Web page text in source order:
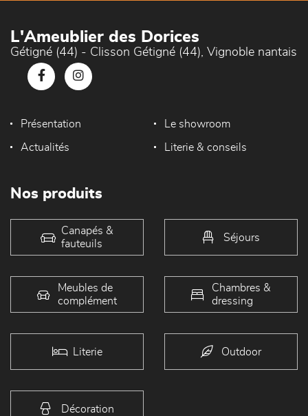
L'Ameublier des Dorices
Gétigné (44) - Clisson Gétigné (44), Vignoble nantais
Présentation Le showroom
Actualités Literie & conseils
Nos produits
Canapés &
fauteuils
Séjours
Meubles de
complément
Chambres &
dressing
Literie Outdoor
Décoration